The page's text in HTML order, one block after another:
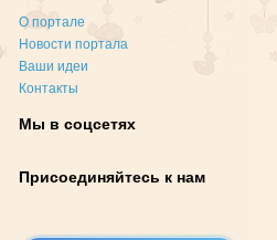
О портале
Новости портала
Ваши идеи
Контакты
Мы в соцсетях
Присоединяйтесь к нам